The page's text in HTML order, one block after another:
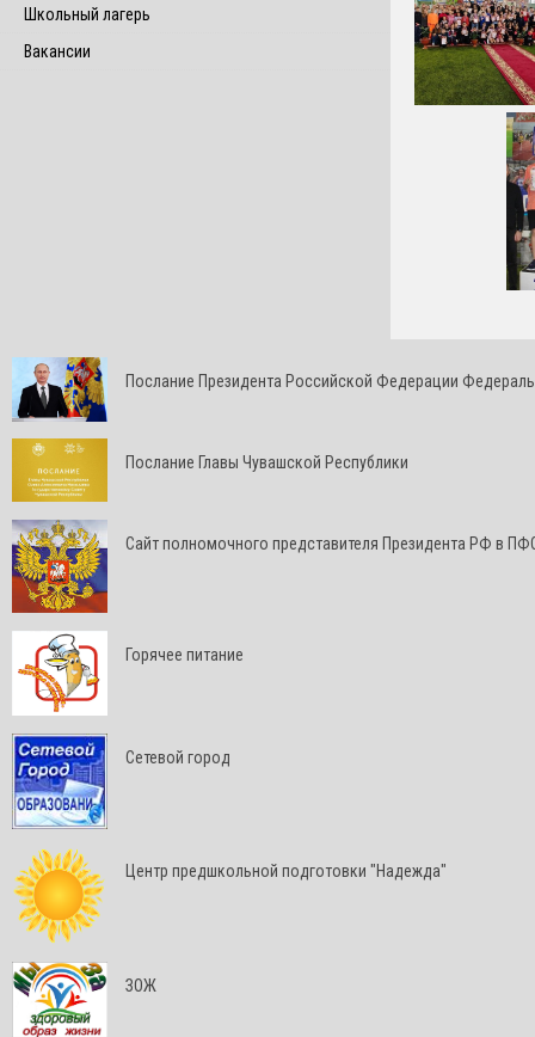
Школьный лагерь
Вакансии
Послание Президента Российской Федерации
Послание Главы Чувашской Республики
Cайт полномочного представителя Президента РФ в
Горячее питание
Сетевой город
Центр предшкольной подготовки "Надежда"
ЗОЖ